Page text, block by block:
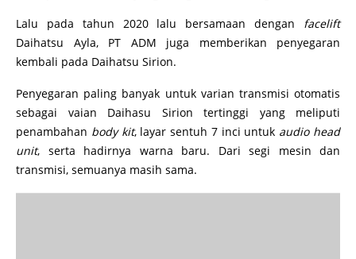
Lalu pada tahun 2020 lalu bersamaan dengan facelift
Daihatsu Ayla, PT ADM juga memberikan penyegaran
kembali pada Daihatsu Sirion.
Penyegaran paling banyak untuk varian transmisi otomatis
sebagai vaian Daihasu Sirion tertinggi yang meliputi
penambahan body kit, layar sentuh 7 inci untuk audio head
unit, serta hadirnya warna baru. Dari segi mesin dan
transmisi, semuanya masih sama.